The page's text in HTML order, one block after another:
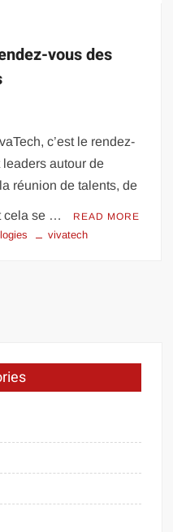
vous des
c’est le rendez-
autour de
réunion de talents, de
cela se … READ MORE
vivatech